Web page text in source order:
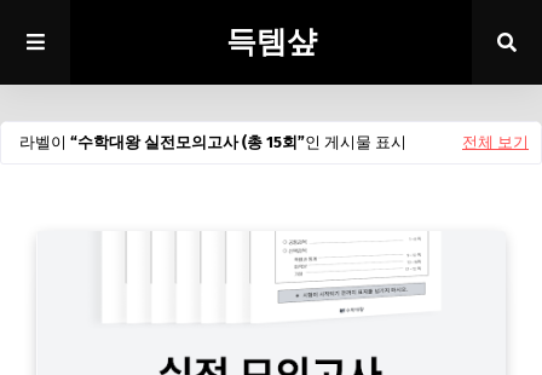
득템샾
라벨이 수학대왕 실전모의고사 (총 15회 인 게시물 표시 전체 보기